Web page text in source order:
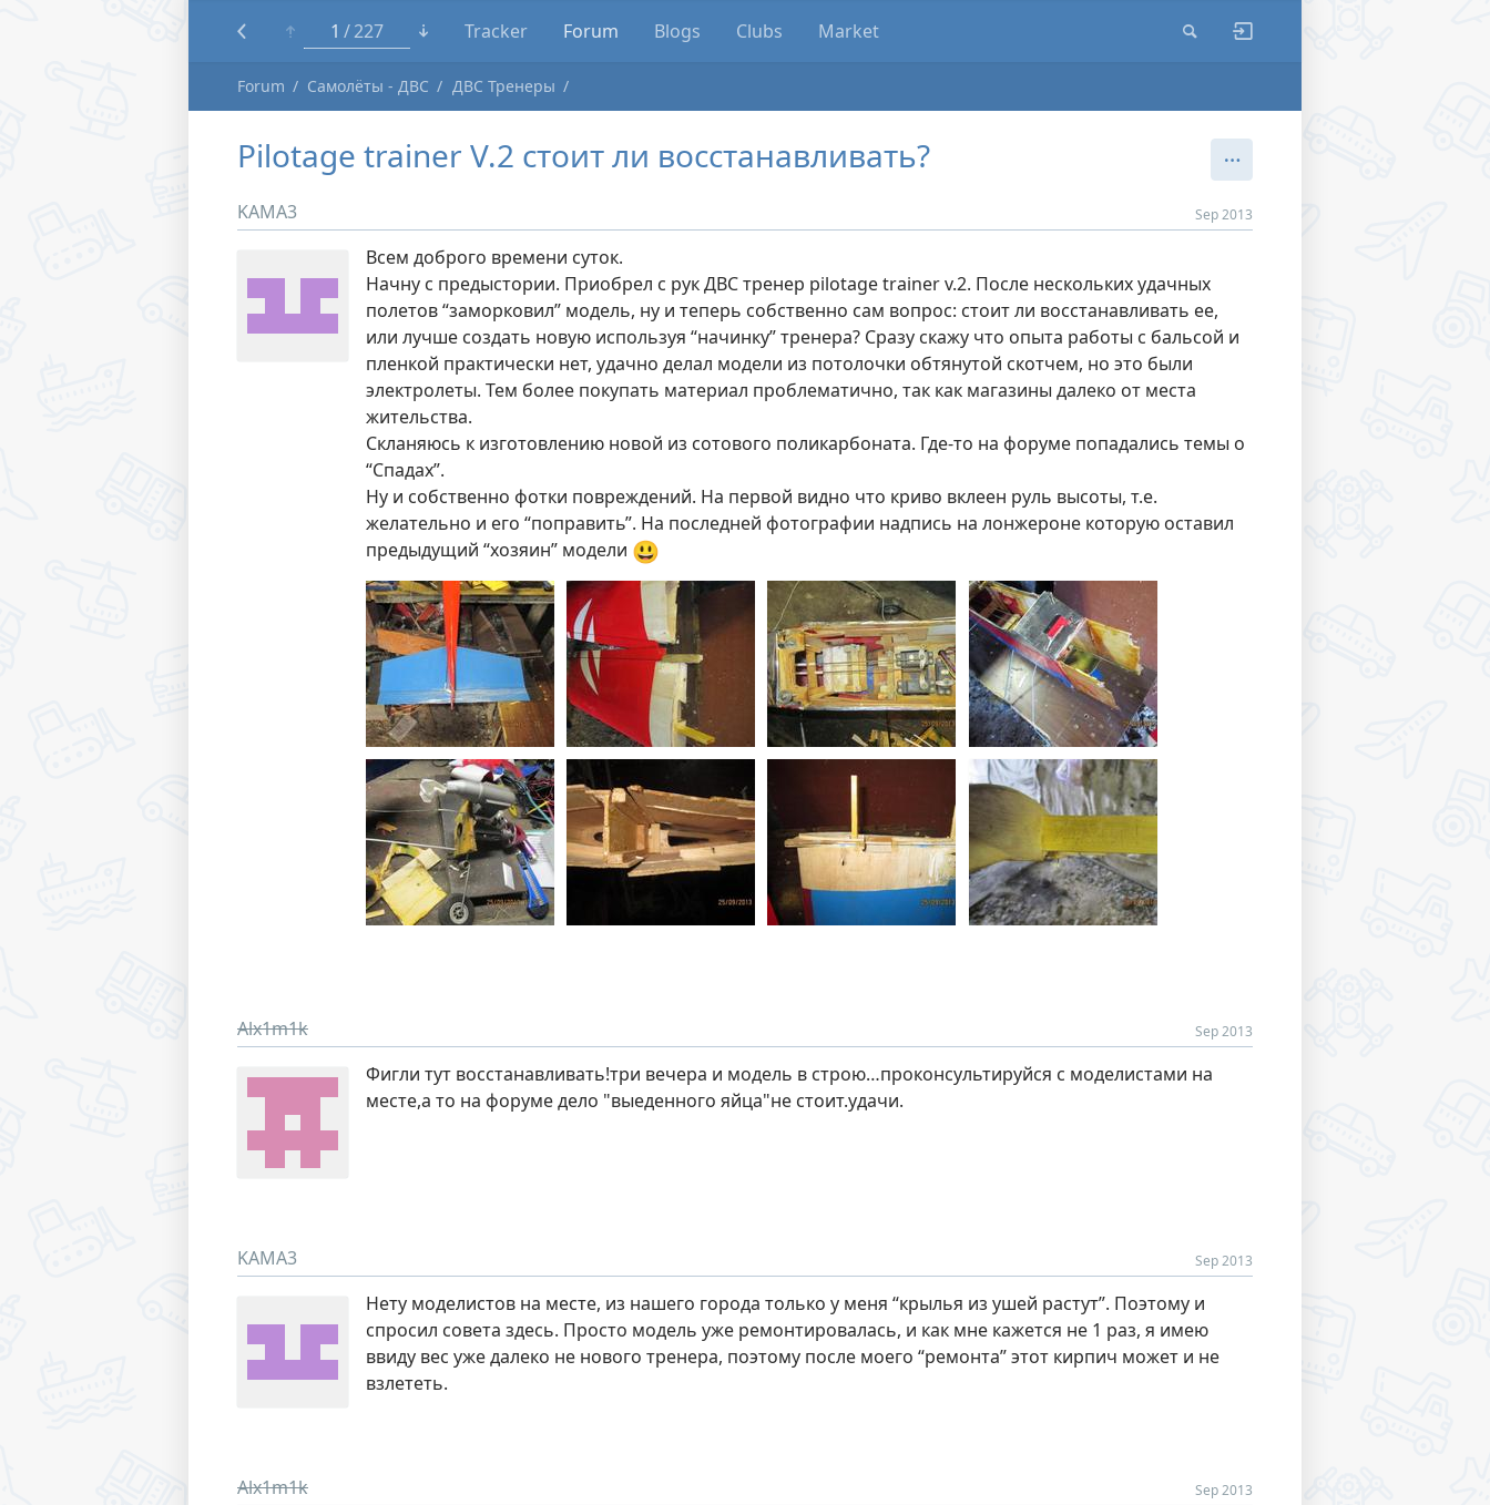
1 227 Tracker Forum Blogs Clubs Market
Forum Самолёты - ДВС ДВС Тренеры
Pilotage trainer V.2 стоит ли восстанавливать?
KAMA3 Sep 2013
Всем доброго времени суток.
Начну с предыстории. Приобрел с рук ДВС тренер pilotage trainer v.2. После нескольких удачных
полетов “заморковил” модель, ну и теперь собственно сам вопрос: стоит ли восстанавливать ее,
или лучше создать новую используя “начинку” тренера? Сразу скажу что опыта работы с бальсой и
пленкой практически нет, удачно делал модели из потолочки обтянутой скотчем, но это были
электролеты. Тем более покупать материал проблематично, так как магазины далеко от места
жительства.
Скланяюсь к изготовлению новой из сотового поликарбоната. Где-то на форуме попадались темы о
“Спадах”.
Ну и собственно фотки повреждений. На первой видно что криво вклеен руль высоты, т.е.
желательно и его “поправить”. На последней фотографии надпись на лонжероне которую оставил
предыдущий “хозяин” модели 😃
Alx1m1k Sep 2013
Фигли тут восстанавливать!три вечера и модель в строю…проконсультируйся с моделистами на
месте,а то на форуме дело "выеденного яйца"не стоит.удачи.
KAMA3 Sep 2013
Нету моделистов на месте, из нашего города только у меня “крылья из ушей растут”. Поэтому и
спросил совета здесь. Просто модель уже ремонтировалась, и как мне кажется не 1 раз, я имею
ввиду вес уже далеко не нового тренера, поэтому после моего “ремонта” этот кирпич может и не
взлететь.
Alx1m1k Sep 2013